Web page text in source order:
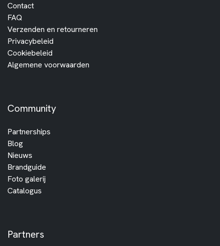
Contact
FAQ
Verzenden en retourneren
Privacybeleid
Cookiebeleid
Algemene voorwaarden
Community
Partnerships
Blog
Nieuws
Brandguide
Foto galerij
Catalogus
Partners